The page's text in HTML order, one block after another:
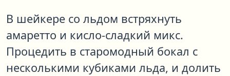
В шейкере со льдом встряхнуть
амаретто и кисло-сладкий микс.
Процедить в старомодный бокал с
несколькими кубиками льда, и долить